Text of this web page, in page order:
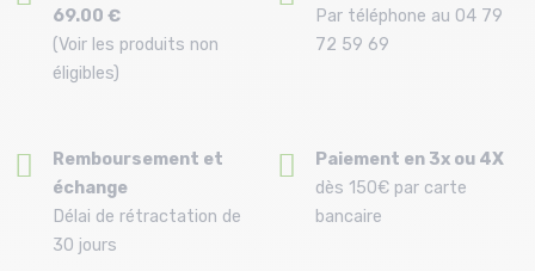
69.00 €
(Voir les produits non
éligibles)
Par téléphone au 04 79
72 59 69
Remboursement et
échange
Délai de rétractation de
30 jours
Paiement en 3x ou 4X
dès 150€ par carte
bancaire